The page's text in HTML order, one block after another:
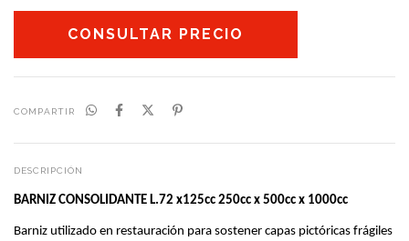
COMPARTIR
DESCRIPCIÓN
BARNIZ CONSOLIDANTE L.72 x125cc 250cc x 500cc x 1000cc
Barniz utilizado en restauración para sostener capas pictóricas frágiles